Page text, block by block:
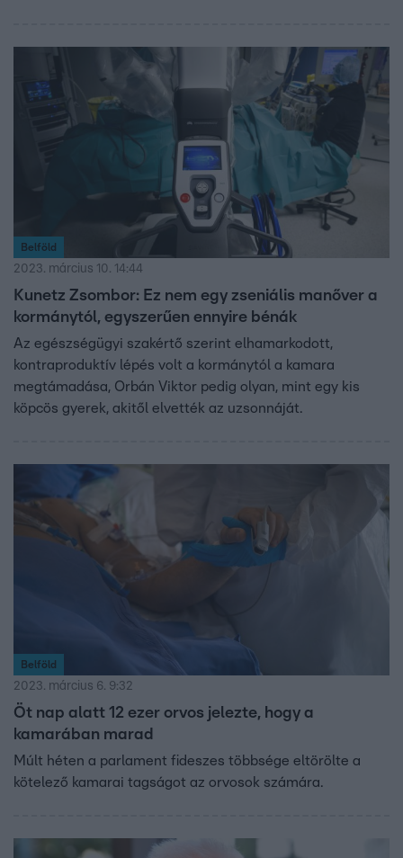
Belföld
2023. március 10. 14:44
Kunetz Zsombor: Ez nem egy zseniális manőver a
kormánytól, egyszerűen ennyire bénák
Az egészségügyi szakértő szerint elhamarkodott,
kontraproduktív lépés volt a kormánytól a kamara
megtámadása, Orbán Viktor pedig olyan, mint egy kis
köpcös gyerek, akitől elvették az uzsonnáját.
Belföld
2023. március 6. 9:32
Öt nap alatt 12 ezer orvos jelezte, hogy a
kamarában marad
Múlt héten a parlament fideszes többsége eltörölte a
kötelező kamarai tagságot az orvosok számára.